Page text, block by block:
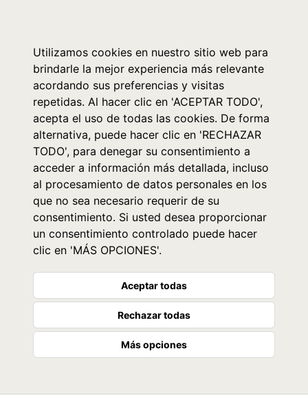
Utilizamos cookies en nuestro sitio web para
brindarle la mejor experiencia más relevante
acordando sus preferencias y visitas
repetidas. Al hacer clic en 'ACEPTAR TODO',
acepta el uso de todas las cookies. De forma
alternativa, puede hacer clic en 'RECHAZAR
TODO', para denegar su consentimiento a
acceder a información más detallada, incluso
al procesamiento de datos personales en los
que no sea necesario requerir de su
consentimiento. Si usted desea proporcionar
un consentimiento controlado puede hacer
clic en 'MÁS OPCIONES'.
Aceptar todas
Rechazar todas
Más opciones